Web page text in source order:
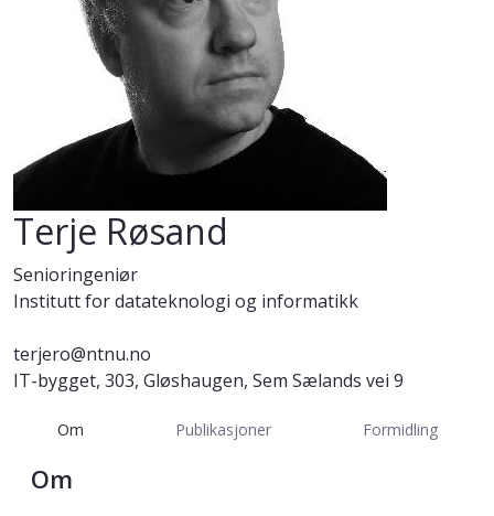
Terje Røsand
Senioringeniør
Institutt for datateknologi og informatikk
terjero@ntnu.no
IT-bygget, 303, Gløshaugen, Sem Sælands vei 9
Om Publikasjoner Formidling
Om